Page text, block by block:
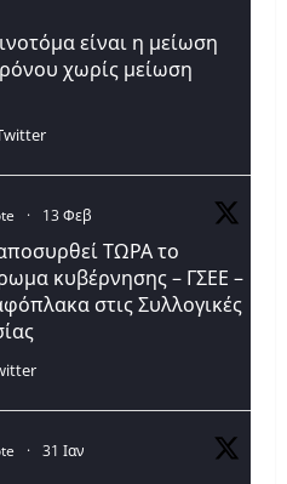
είναι η μείωση
χωρίς μείωση
· 13 Φεβ
ΤΩΡΑ το
κυβέρνησης – ΓΣΕΕ –
στις Συλλογικές
· 31 Ιαν